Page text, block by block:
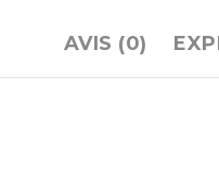
AVIS (0)